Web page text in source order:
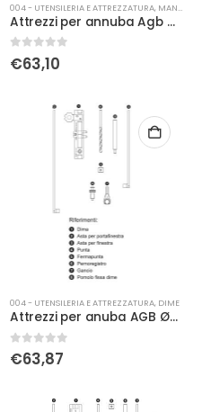
004 - UTENSILERIA E ATTREZZATURA, MANUALE
Attrezzi per annuba Agb Ø11 battente
0Su 5
€63,10
004 - UTENSILERIA E ATTREZZATURA, DIME
Attrezzi per anuba AGB Ø09 battente
0Su 5
€63,87